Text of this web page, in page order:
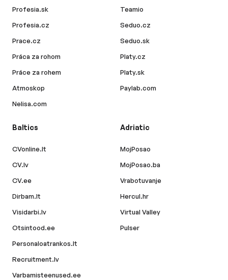
Profesia.sk
Profesia.cz
Prace.cz
Práca za rohom
Práce za rohem
Atmoskop
Nelisa.com
Teamio
Seduo.cz
Seduo.sk
Platy.cz
Platy.sk
Paylab.com
Baltics
CVonline.lt
CV.lv
CV.ee
Dirbam.lt
Visidarbi.lv
Otsintood.ee
Personaloatrankos.lt
Recruitment.lv
Varbamisteenused.ee
Adriatic
MojPosao
MojPosao.ba
Vrabotuvanje
Hercul.hr
Virtual Valley
Pulser